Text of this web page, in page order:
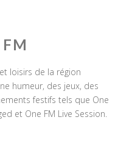
loisirs de la région
humeur, des jeux, des
festifs tels que One
et One FM Live Session.